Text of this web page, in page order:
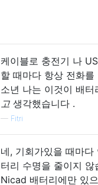
케이블로 충전기 나
할 때마다 항상 전화를
소년 나는 이것이 배터
고 생각했습니다 .
— Fitri
네, 기회가있을 때마다
터리 수명을 줄이지 않
Nicad 배터리에만 있